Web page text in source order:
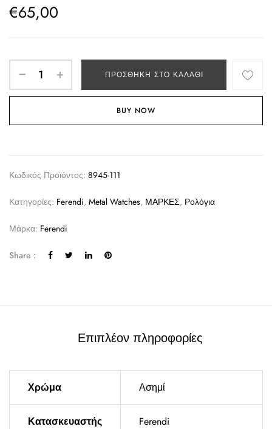
€65,00
ΠΡΟΣΘΉΚΗ ΣΤΟ ΚΑΛΆΘΙ
BUY NOW
Κωδικός Προϊόντος: 8945-111
Κατηγορίες: Ferendi, Metal Watches, ΜΑΡΚΕΣ, Ρολόγια
Μάρκα: Ferendi
Share :
Επιπλέον πληροφορίες
Χρώμα Ασημί
Κατασκευαστής Ferendi